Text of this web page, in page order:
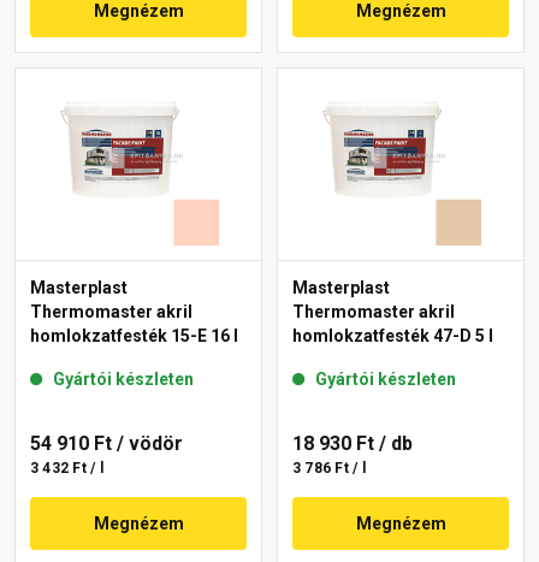
Megnézem Megnézem
Masterplast
Thermomaster akril
homlokzatfesték 15-E 16 l
Gyártói készleten
54 910 Ft / vödör
3 432 Ft / l
Megnézem
Masterplast
Thermomaster akril
homlokzatfesték 47-D 5 l
Gyártói készleten
18 930 Ft / db
3 786 Ft / l
Megnézem